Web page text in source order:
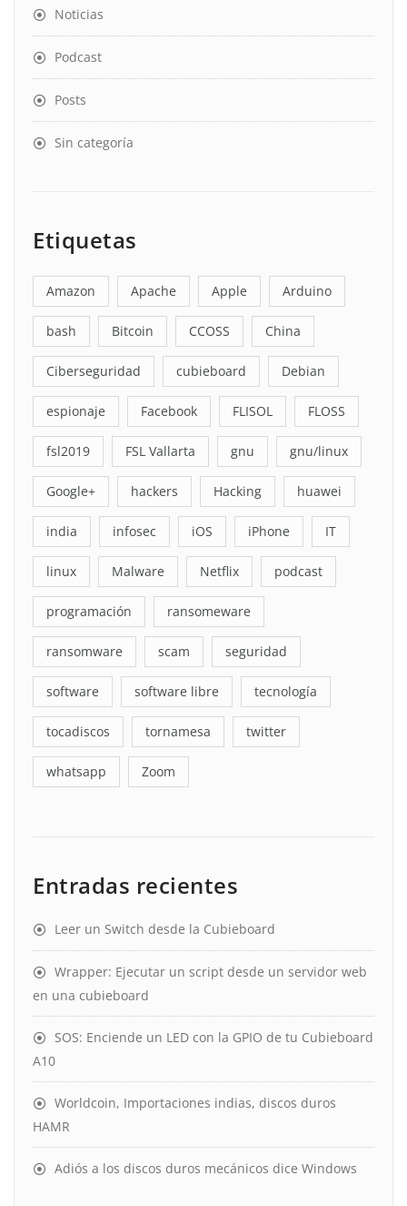
Noticias
Podcast
Posts
Sin categoría
Etiquetas
Amazon Apache Apple Arduino
bash Bitcoin CCOSS China
Ciberseguridad cubieboard Debian
espionaje Facebook FLISOL FLOSS
fsl2019 FSL Vallarta gnu gnu/linux
Google+ hackers Hacking huawei
india infosec iOS iPhone IT
linux Malware Netflix podcast
programación ransomeware
ransomware scam seguridad
software software libre tecnología
tocadiscos tornamesa twitter
whatsapp Zoom
Entradas recientes
Leer un Switch desde la Cubieboard
Wrapper: Ejecutar un script desde un servidor web
en una cubieboard
SOS: Enciende un LED con la GPIO de tu Cubieboard
A10
Worldcoin, Importaciones indias, discos duros
HAMR
Adiós a los discos duros mecánicos dice Windows